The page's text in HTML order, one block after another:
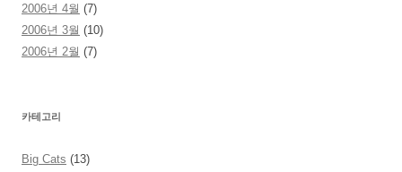
2006년 4월 (7)
2006년 3월 (10)
2006년 2월 (7)
카테고리
Big Cats (13)